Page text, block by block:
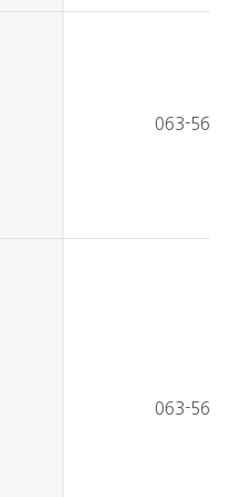
063-560-
063-560-